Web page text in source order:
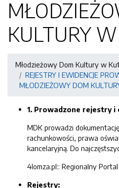
KULTURY
Młodzieżowy Dom Kultury w
REJESTRY I EWIDENCJE
MŁODZIEŻOWY DOM
1. Prowadzone rejestry i
MDK prowadzi
rachunkowości, prawa
kancelaryjną. Do
4lomza.pl:: Regionalny Portal
Rejestry: